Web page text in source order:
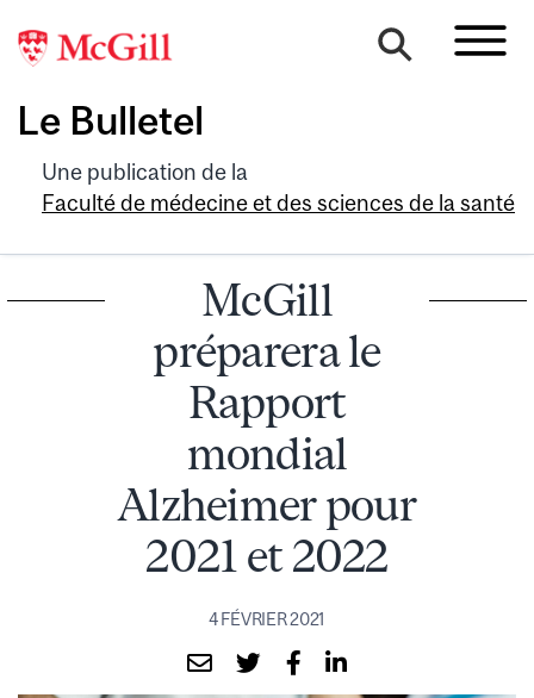
Le Bulletel
Une publication de la
Faculté de médecine et des sciences de la santé
McGill
préparera le
Rapport
mondial
Alzheimer pour
2021 et 2022
4 FÉVRIER 2021